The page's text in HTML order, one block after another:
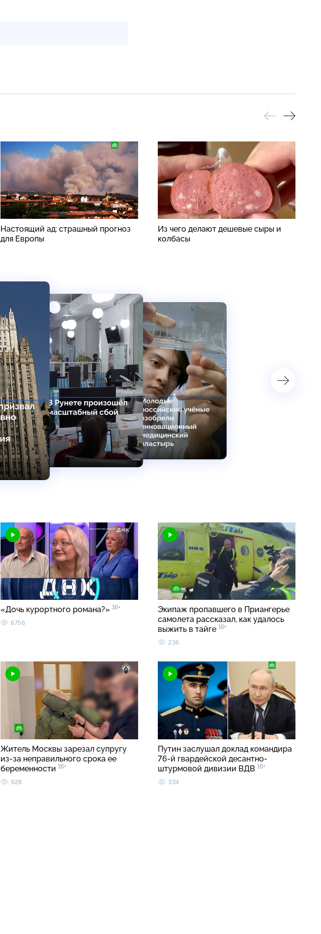
Настоящий ад: страшный прогноз
для Европы
Из чего делают дешевые сыры и
колбасы
«Дочь курортного романа?» 16+
6756
Экипаж пропавшего в Приангерье
самолета рассказал, как удалось
выжить в тайге 16+
236
Житель Москвы зарезал супругу
из-за неправильного срока ее
беременности 16+
928
Путин заслушал доклад командира
76-й гвардейской десантно-
штурмовой дивизии ВДВ 16+
334